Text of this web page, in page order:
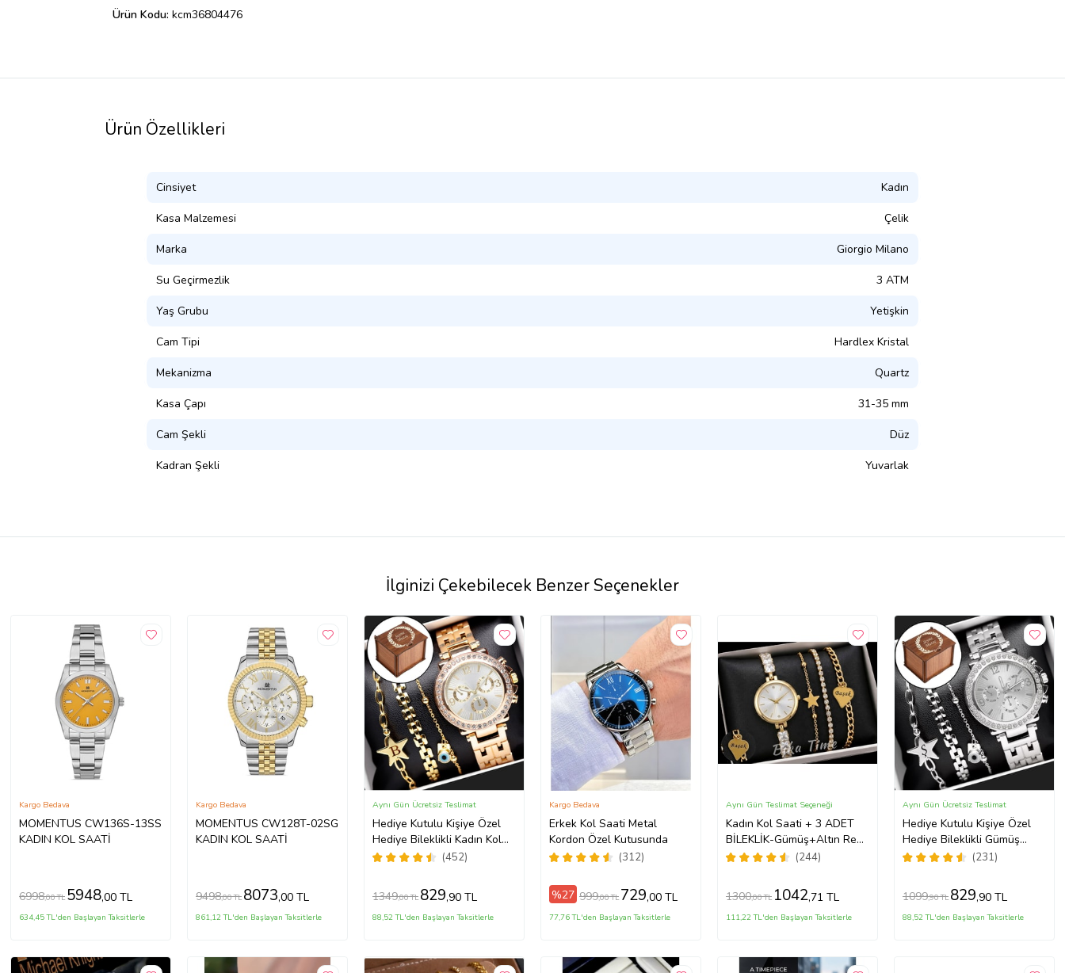
Ürün Kodu: kcm36804476
Ürün Özellikleri
Cinsiyet Kadın
Kasa Malzemesi Çelik
Marka Giorgio Milano
Su Geçirmezlik 3 ATM
Yaş Grubu Yetişkin
Cam Tipi Hardlex Kristal
Mekanizma Quartz
Kasa Çapı 31-35 mm
Cam Şekli Düz
Kadran Şekli Yuvarlak
İlginizi Çekebilecek Benzer Seçenekler
MOMENTUS CW136S-13SS
KADIN KOL SAATİ
Kargo Bedava
6998,00 TL 5948,00 TL
634,45 TL'den Başlayan Taksitlerle
MOMENTUS CW128T-02SG
KADIN KOL SAATİ
Kargo Bedava
9498,00 TL 8073,00 TL
861,12 TL'den Başlayan Taksitlerle
Hediye Kutulu Kişiye Özel
Hediye Bileklikli Kadın Kol
Saati Özel Kutusunda (Gold)
(452)
Aynı Gün Ücretsiz Teslimat
1349,00 TL 829,90 TL
88,52 TL'den Başlayan Taksitlerle
Erkek Kol Saati Metal
Kordon Özel Kutusunda
(312)
Kargo Bedava
%27 999,00 TL 729,00 TL
77,76 TL'den Başlayan Taksitlerle
Kadın Kol Saati + 3 ADET
BİLEKLİK-Gümüş+Altın Renk
Seçeneği ayarlanabilir
BİLEKLİK HEDİYE Altın Renk
- Kız Arkadaşa hediye (Altın)
(244)
Aynı Gün Teslimat Seçeneği
1300,00 TL 1042,71 TL
111,22 TL'den Başlayan Taksitlerle
Hediye Kutulu Kişiye Özel
Hediye Bileklikli Gümüş
Kadın Kol Saati Özel
(231)
Aynı Gün Ücretsiz Teslimat
1099,90 TL 829,90 TL
88,52 TL'den Başlayan Taksitlerle